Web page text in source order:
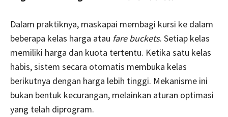
Dalam praktiknya, maskapai membagi kursi ke dalam
beberapa kelas harga atau fare buckets. Setiap kelas
memiliki harga dan kuota tertentu. Ketika satu kelas
habis, sistem secara otomatis membuka kelas
berikutnya dengan harga lebih tinggi. Mekanisme ini
bukan bentuk kecurangan, melainkan aturan optimasi
yang telah diprogram.